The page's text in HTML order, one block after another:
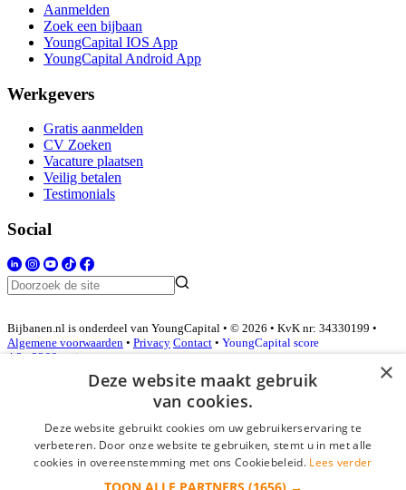
Aanmelden
Zoek een bijbaan
YoungCapital IOS App
YoungCapital Android App
Werkgevers
Gratis aanmelden
CV Zoeken
Vacature plaatsen
Veilig betalen
Testimonials
Social
Bijbanen.nl is onderdeel van YoungCapital • © 2026 • KvK nr: 34330199 •
Algemene voorwaarden • Privacy Contact • YoungCapital score
4.3 - 3366 reviews
Inloggen als bedrijf
*
×
Deze website maakt gebruik
van cookies.
Deze website gebruikt cookies om uw gebruikerservaring te
verbeteren. Door onze website te gebruiken, stemt u in met alle
cookies in overeenstemming met ons Cookiebeleid. Lees verder